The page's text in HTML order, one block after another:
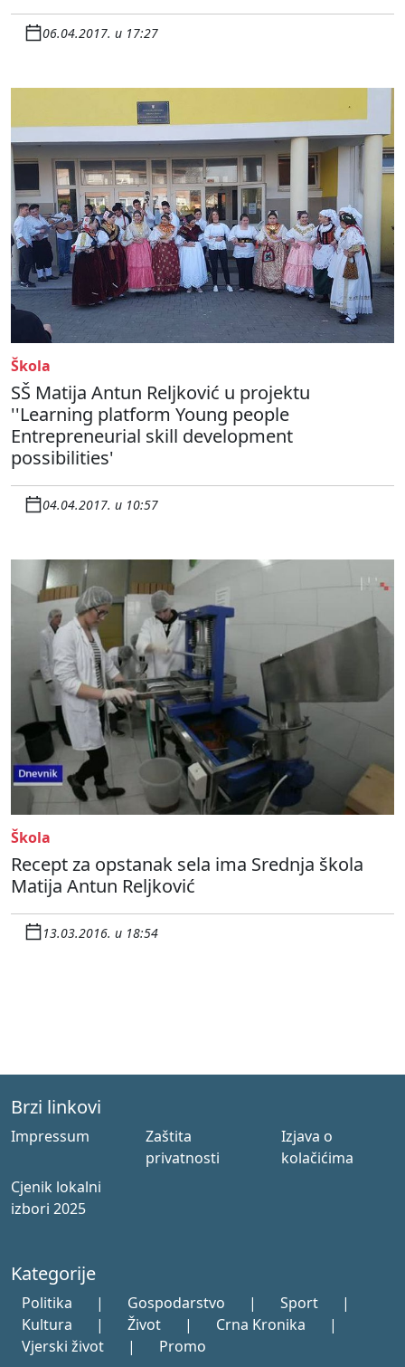
06.04.2017. u 17:27
Škola
SŠ Matija Antun Reljković u projektu
''Learning platform Young people
Entrepreneurial skill development
possibilities'
04.04.2017. u 10:57
Škola
Recept za opstanak sela ima Srednja škola
Matija Antun Reljković
13.03.2016. u 18:54
Brzi linkovi
Impressum
Zaštita
privatnosti
Izjava o
kolačićima
Cjenik lokalni
izbori 2025
Kategorije
Politika | Gospodarstvo | Sport
|
Kultura
| Život | Crna Kronika
|
Vjerski život
| Promo